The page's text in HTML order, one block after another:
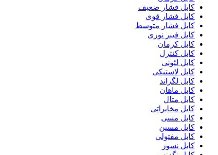
کابل فشار ضعیف
کابل فشار قوی
کابل فشار متوسط
کابل فیبر نوری
کابل کرمان
کابل کنترل
کابل لئونی
کابل لاستیکی
کابل لگراند
کابل ماهان
کابل متال
کابل مخابراتی
کابل مسی
کابل مسین
کابل مفتولی
کابل نسوز